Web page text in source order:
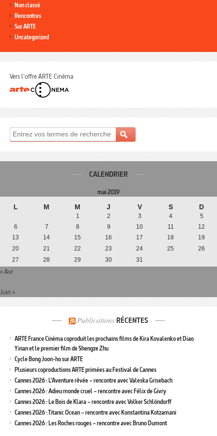
Non classé
Rencontres
Sur ARTE
Uncategorized
Vers l'offre ARTE Cinéma
CALENDRIER
mai 2019
L M M J V S D
1 2 3 4
5
6
7 8 9 10 11
12
13
14 15 16 17 18
19
20
21 22 23 24 25
26
27
28 29 30 31
« Avr
Juin »
Publications RÉCENTES
ARTE France Cinéma coproduit les prochains films de Kira Kovalenko et Diao
Yinan et le premier film de Shengze Zhu
Cycle Bong Joon-ho sur ARTE
Plusieurs coproductions ARTE primées au Festival de Cannes
Cannes 2026 : L’Aventure rêvée – rencontre avec Valeska Grisebach
Cannes 2026 : Adieu monde cruel – rencontre avec Félix de Givry
Cannes 2026 : Le Bois de Klara – rencontre avec Volker Schlöndorff
Cannes 2026 : Titanic Ocean – rencontre avec Konstantina Kotzamani
Cannes 2026 : Les Roches rouges – rencontre avec Bruno Dumont